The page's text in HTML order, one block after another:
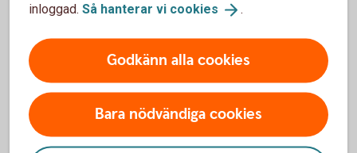
Se vilka erbjudanden vi har som kan underlätta för dig och
din boendeekonomi.
inloggad. Så hanterar vi cookies .
Godkänn alla cookies
Bara nödvändiga cookies